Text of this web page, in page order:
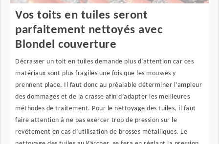
Vos toits en tuiles seront
parfaitement nettoyés avec
Blondel couverture
Décrasser un toit en tuiles demande plus d’attention car ces
matériaux sont plus fragiles une fois que les mousses y
prennent place. Il faut donc au préalable déterminer l’ampleur
des dommages et de la crasse afin d’adapter les meilleures
méthodes de traitement. Pour le nettoyage des tuiles, il faut
faire attention à ne pas exercer trop de pression sur le
revêtement en cas d’utilisation de brosses métalliques. Le